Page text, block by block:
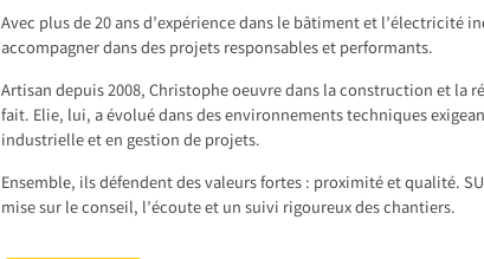
Avec plus de 20 ans d’expérience dans le bâtiment et
accompagner dans des projets responsables et performants.
Artisan depuis 2008, Christophe oeuvre dans la construction et la
fait. Elie, lui, a évolué dans des environnements techniques
industrielle et en gestion de projets.
Ensemble, ils défendent des valeurs fortes : proximité et qualité.
mise sur le conseil, l’écoute et un suivi rigoureux des chantiers.